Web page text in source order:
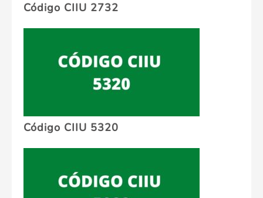
Código CIIU 2732
Código CIIU 5320